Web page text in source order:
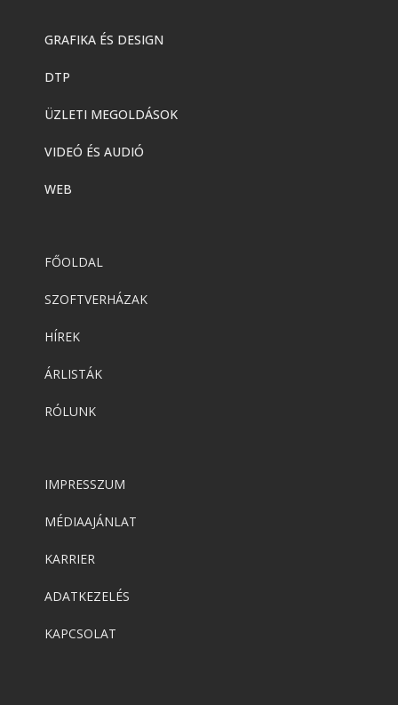
GRAFIKA ÉS DESIGN
DTP
ÜZLETI MEGOLDÁSOK
VIDEÓ ÉS AUDIÓ
WEB
FŐOLDAL
SZOFTVERHÁZAK
HÍREK
ÁRLISTÁK
RÓLUNK
IMPRESSZUM
MÉDIAAJÁNLAT
KARRIER
ADATKEZELÉS
KAPCSOLAT